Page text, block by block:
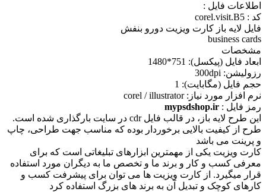
اطلاعات فايل :
کد : corel.visit.B5
فایل لایه باز کارت ویزیت دورو بنفش
business cards
مشخصات
ابعاد فايل (پيکسل): 751*1480
رزوليشن: 300dpi
حجم فايل (مگابايت): 1
نرم افزار مورد نياز: corel / illustrator
رمز فایل : mypsdshop.ir
اين طرح لايه باز، در قالب فايل cdr در سايت بارگذاری شده است.
طرح از کيفيت بالايی برخوردار بوده که مناسب جهت طراحی، چاپ
و پرينت می باشد
کارت ویزیت یکی از مهمترین ابزارهای تبلیغاتی است که برای
معرفی کسب و کار و برند ما و تخصص ما به دیگران مورد استفاده
قرار میگیرد. از کارت ویزیت ها می توان برای پیشرفت کسب و
کارهای کوچک و تبدیل آن به برند های بزرگ استفاده کرد